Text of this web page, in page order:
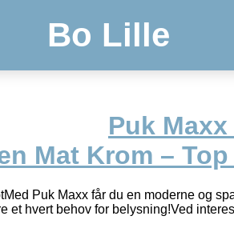
Bo Lille
Puk
Mat Krom –
Puk Maxx får du en moderne og
et hvert behov for belysning!Ved